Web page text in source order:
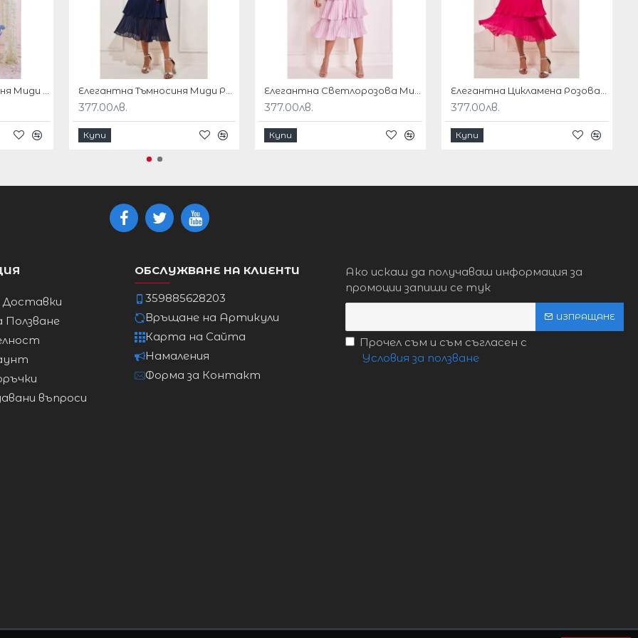
Ханш
92cm
96cm
106cm
377.00лв.
Купи
377.00лв.
Купи
377.00лв.
Купи
Доставки
Ползване
въпроси
ОБСЛУЖВАНЕ НА КЛИЕНТИ
359885628203
Връщане на Артикули
Карта на Сайта
Намаления
Форма за Контакт
Ако искаш да получаваш информация за
промоции запиши се тук
ИЗПРАЩАНЕ
Прочел съм и съм съгласен с
Условия за ползване